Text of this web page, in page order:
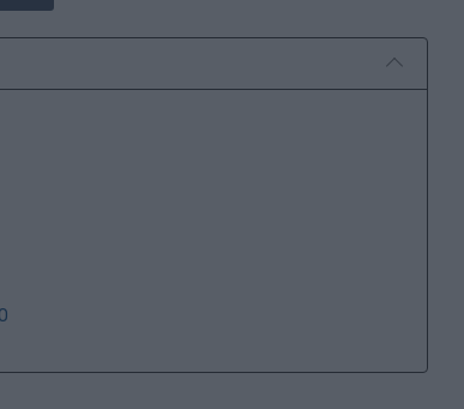
también forma
Laviana acogerá